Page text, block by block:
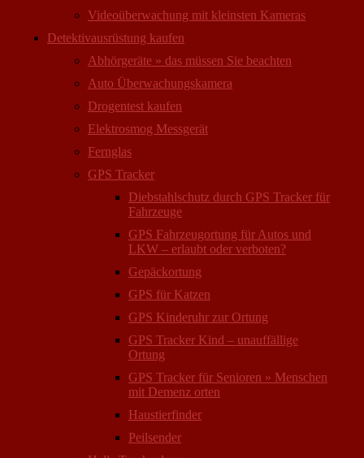
Videoüberwachung mit kleinsten Kameras
Detektivausrüstung kaufen
Abhörgeräte » das müssen Sie beachten
Auto Überwachungs­kamera
Drogentest kaufen
Elektrosmog Messgerät
Fernglas
GPS Tracker
Diebstahlschutz durch GPS Tracker für
Fahrzeuge
GPS Fahrzeugortung für Autos und
LKW – erlaubt oder verboten?
Gepäckortung
GPS für Katzen
GPS Kinderuhr zur Ortung
GPS Tracker Kind – unauffällige
Ortung
GPS Tracker für Senioren » Menschen
mit Demenz orten
Haustierfinder
Peilsender